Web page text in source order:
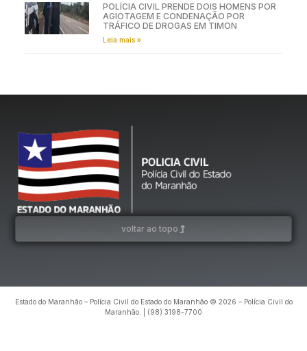
POLÍCIA CIVIL PRENDE DOIS HOMENS POR
AGIOTAGEM E CONDENAÇÃO POR
TRÁFICO DE DROGAS EM TIMON
Leia mais »
voltar ao topo
Estado do Maranhão – Polícia Civil do Estado do Maranhão © 2026 – Polícia Civil do
Maranhão. | (98) 3198-7700